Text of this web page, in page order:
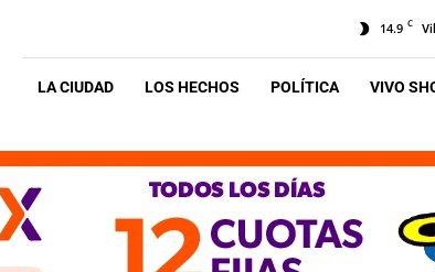
14.9 C
LA CIUDAD LOS HECHOS POLÍTICA VIVO